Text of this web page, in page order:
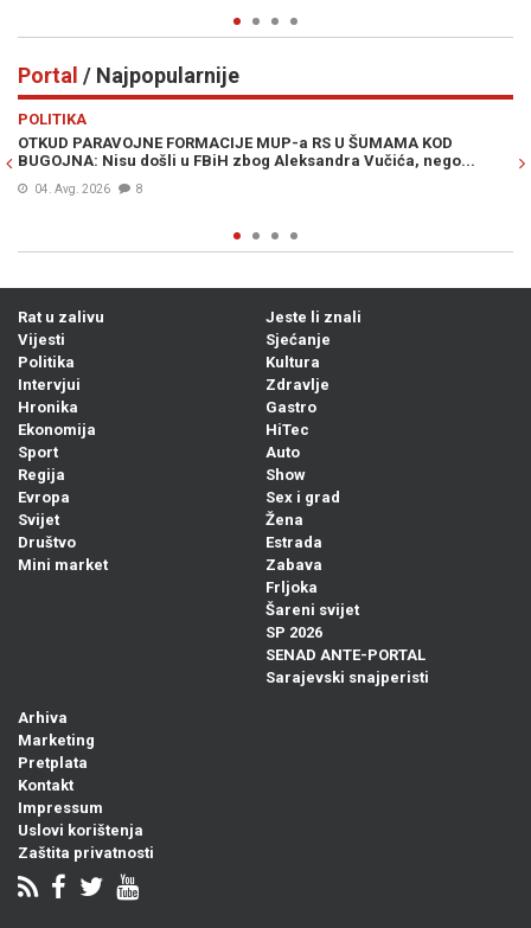
Portal / Najpopularnije
POLITIKA
OTKUD PARAVOJNE FORMACIJE MUP-a RS U ŠUMAMA KOD
BUGOJNA: Nisu došli u FBiH zbog Aleksandra Vučića, nego...
04. Avg. 2026 8
Rat u zalivu
Vijesti
Politika
Intervjui
Hronika
Ekonomija
Sport
Regija
Evropa
Svijet
Društvo
Mini market
Jeste li znali
Sjećanje
Kultura
Zdravlje
Gastro
HiTec
Auto
Show
Sex i grad
Žena
Estrada
Zabava
Frljoka
Šareni svijet
SP 2026
SENAD ANTE-PORTAL
Sarajevski snajperisti
Arhiva
Marketing
Pretplata
Kontakt
Impressum
Uslovi korištenja
Zaštita privatnosti